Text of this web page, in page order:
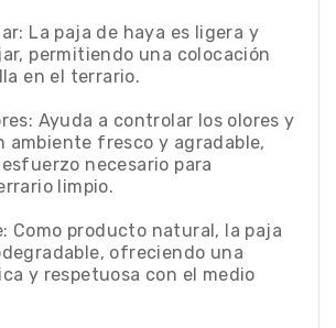
La paja de haya es ligera y
permitiendo una colocación
en el terrario.
Ayuda a controlar los olores y
ambiente fresco y agradable,
necesario para
limpio.
Como producto natural, la paja
ofreciendo una
y respetuosa con el medio